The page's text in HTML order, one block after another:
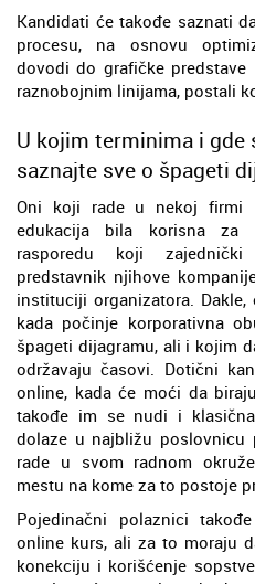
Kandidati će takođe saznati
procesu, na osnovu
dovodi do grafičke
raznobojnim linijama, postali
U kojim terminima i gde
saznajte sve o špageti
Oni koji rade u nekoj firmi
edukacija bila korisna za
rasporedu koji
predstavnik njihove
instituciji organizatora.
kada počinje korporativna
špageti dijagramu, ali i kojim
održavaju časovi. Dotični
online, kada će moći da
takođe im se nudi i
dolaze u najbližu
rade u svom radnom
mestu na kome za to postoje
Pojedinačni polaznici
online kurs, ali za to moraju
konekciju i korišćenje